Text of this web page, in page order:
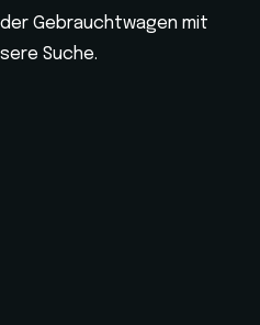
Gebrauchtwagen mit
Suche.